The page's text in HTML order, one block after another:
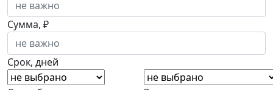
Сумма, ₽
Срок, дней